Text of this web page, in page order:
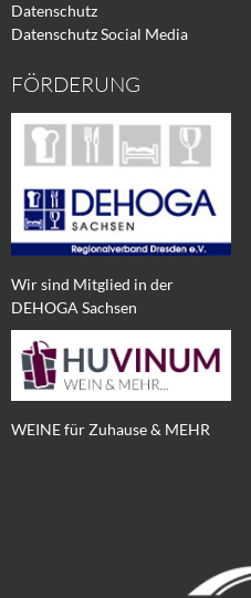
Datenschutz
Datenschutz Social Media
FÖRDERUNG
Wir sind Mitglied in der
DEHOGA Sachsen
WEINE für Zuhause & MEHR